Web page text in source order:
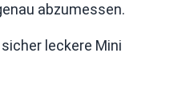
abzumessen.
leckere Mini